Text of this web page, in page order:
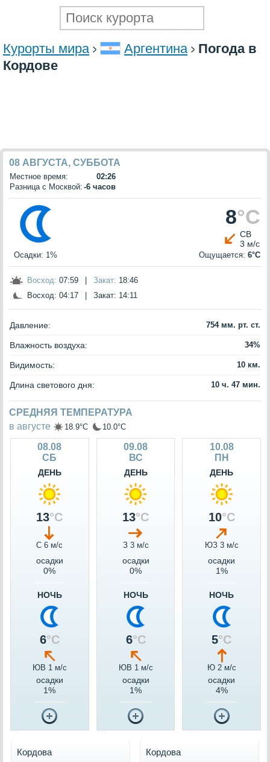
Курорты мира Аргентина
Погода в
Кордове
08 АВГУСТА, СУББОТА
Местное время:
02:26
Разница с Москвой: -6 часов
8°C
СВ
3 м/с
Осадки: 1% Ощущается: 6°C
Восход: 07:59 Закат: 18:46
Восход: 04:17 Закат: 14:11
Давление: 754 мм. рт. ст.
Влажность воздуха: 34%
Видимость: 10 км.
Длина светового дня: 10 ч. 47 мин.
СРЕДНЯЯ ТЕМПЕРАТУРА
в августе
18.9°C 10.0°C
08.08
СБ
ДЕНЬ
13°C
С 6 м/c
осадки
0%
НОЧЬ
6°C
ЮВ 1 м/c
осадки
1%
09.08
ВС
ДЕНЬ
13°C
З 3 м/c
осадки
0%
НОЧЬ
6°C
ЮВ 1 м/c
осадки
1%
10.08
ПН
ДЕНЬ
10°C
ЮЗ 3 м/c
осадки
1%
НОЧЬ
5°C
Ю 2 м/c
осадки
4%
Кордова Кордова